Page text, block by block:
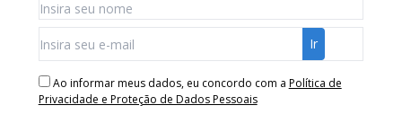
Ao informar meus dados, eu concordo com a Política de
Privacidade e Proteção de Dados Pessoais